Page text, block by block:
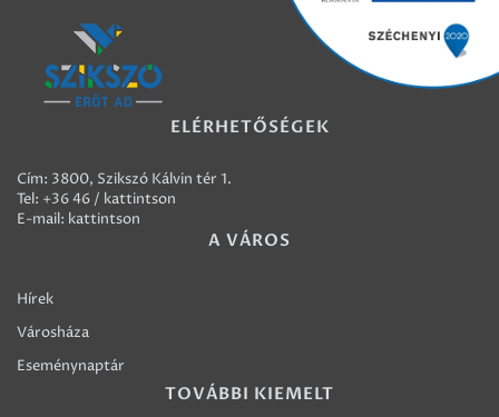
ELÉRHETŐSÉGEK
Cím: 3800, Szikszó Kálvin tér 1.
Tel: +36 46 / kattintson
E-mail: kattintson
A VÁROS
Hírek
Városháza
Eseménynaptár
TOVÁBBI KIEMELT